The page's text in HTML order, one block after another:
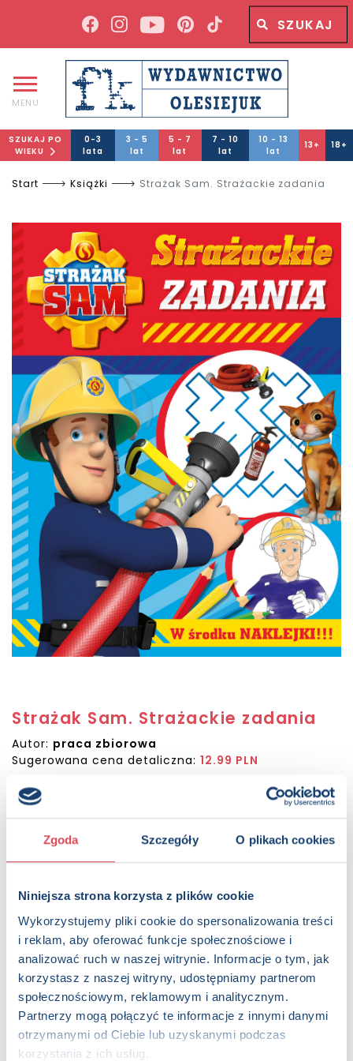
Zgoda Szczegóły O plikach cookies
Niniejsza strona korzysta z plików cookie
Wykorzystujemy pliki cookie do spersonalizowania treści
i reklam, aby oferować funkcje społecznościowe i
analizować ruch w naszej witrynie. Informacje o tym, jak
korzystasz z naszej witryny, udostępniamy partnerom
społecznościowym, reklamowym i analitycznym.
Partnerzy mogą połączyć te informacje z innymi danymi
otrzymanymi od Ciebie lub uzyskanymi podczas
korzystania z ich usług.
Wyszukiwana fraza
MENU
SZUKAJ PO
WIEKU
0-3
lata
3 - 5
lat
5 - 7
lat
7 - 10
lat
10 - 13
lat
13+ 18+
Start Książki Strażak Sam. Strażackie zadania
Strażak Sam. Strażackie zadania
Autor: praca zbiorowa
Sugerowana cena detaliczna: 12.99 PLN
KUP NA SWIATKSIAZKI.PL
KUP NA KSIAZKI.PL
Strażak Sam i jego przyjaciele przygotowali mnóstwo
wciągających zadań. Czekają na ciebie quizy do
rozwiązania, obrazki do dopasowania, różnice do
wytropienia i wiele innych. Sprawdzisz swoją wiedzę o
ulubionych bohaterach i poćwiczysz spostrzegawczość.
Koloruj, rozwiązuj, naklejaj i dobrze się baw!
Strony:24 , Format: 20,5x26 cm